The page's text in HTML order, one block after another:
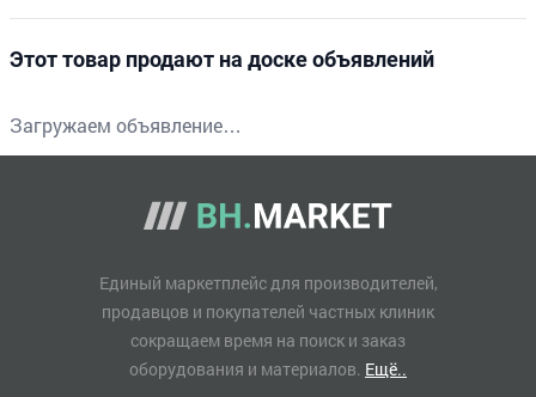
Этот товар продают на доске объявлений
Загружаем объявление…
Единый маркетплейс для производителей,
продавцов и покупателей частных клиник
сокращаем время на поиск и заказ
оборудования и материалов. Ещё..